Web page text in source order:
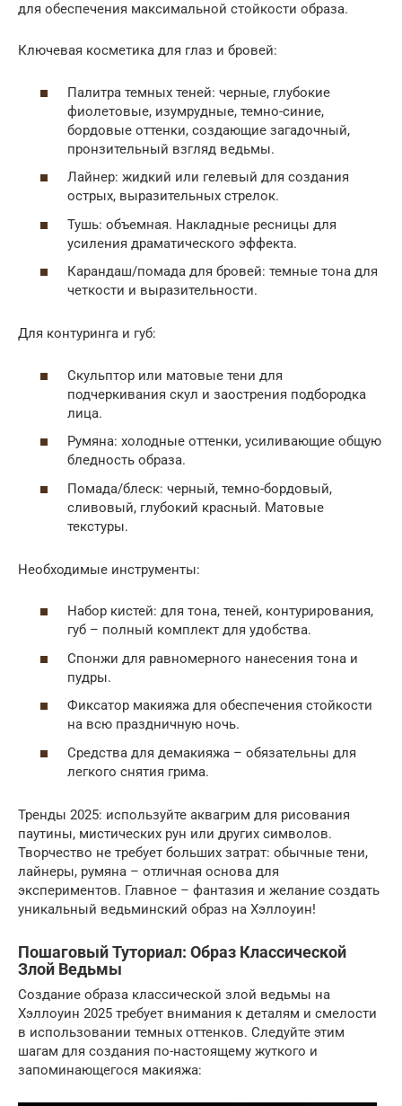
для обеспечения максимальной стойкости образа.
Ключевая косметика для глаз и бровей:
Палитра темных теней: черные, глубокие
фиолетовые, изумрудные, темно-синие,
бордовые оттенки, создающие загадочный,
пронзительный взгляд ведьмы.
Лайнер: жидкий или гелевый для создания
острых, выразительных стрелок.
Тушь: объемная. Накладные ресницы для
усиления драматического эффекта.
Карандаш/помада для бровей: темные тона для
четкости и выразительности.
Для контуринга и губ:
Скульптор или матовые тени для
подчеркивания скул и заострения подбородка
лица.
Румяна: холодные оттенки, усиливающие общую
бледность образа.
Помада/блеск: черный, темно-бордовый,
сливовый, глубокий красный. Матовые
текстуры.
Необходимые инструменты:
Набор кистей: для тона, теней, контурирования,
губ – полный комплект для удобства.
Спонжи для равномерного нанесения тона и
пудры.
Фиксатор макияжа для обеспечения стойкости
на всю праздничную ночь.
Средства для демакияжа – обязательны для
легкого снятия грима.
Тренды 2025: используйте аквагрим для рисования
паутины, мистических рун или других символов.
Творчество не требует больших затрат: обычные тени,
лайнеры, румяна – отличная основа для
экспериментов. Главное – фантазия и желание создать
уникальный ведьминский образ на Хэллоуин!
Пошаговый Туториал: Образ Классической
Злой Ведьмы
Создание образа классической злой ведьмы на
Хэллоуин 2025 требует внимания к деталям и смелости
в использовании темных оттенков. Следуйте этим
шагам для создания по-настоящему жуткого и
запоминающегося макияжа: